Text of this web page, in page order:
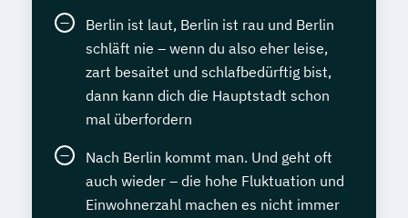
Berlin ist laut, Berlin ist rau und Berlin
schläft nie – wenn du also eher leise,
zart besaitet und schlafbedürftig bist,
dann kann dich die Hauptstadt schon
mal überfordern
Nach Berlin kommt man. Und geht oft
auch wieder – die hohe Fluktuation und
Einwohnerzahl machen es nicht immer